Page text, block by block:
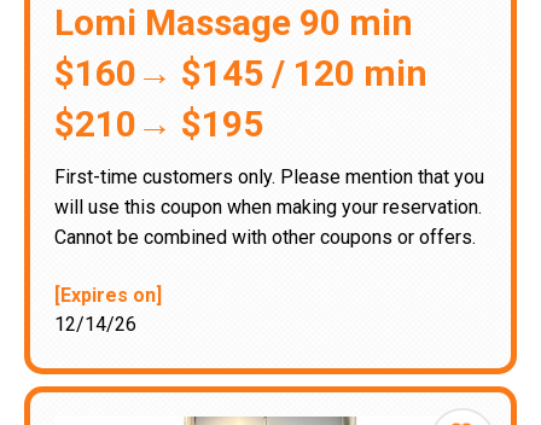
Lomi Massage 90 min
$160→ $145 / 120 min
$210→ $195
First-time customers only. Please mention that you
will use this coupon when making your reservation.
Cannot be combined with other coupons or offers.
[Expires on]
12/14/26